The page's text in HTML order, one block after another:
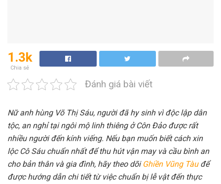
1.3k
Chia sẻ
Đánh giá bài viết
Nữ anh hùng Võ Thị Sáu, người đã hy sinh vì độc lập dân
tộc, an nghỉ tại ngôi mộ linh thiêng ở Côn Đảo được rất
nhiều người đến kính viếng. Nếu bạn muốn biết cách xin
lộc Cô Sáu chuẩn nhất để thu hút vận may và cầu bình an
cho bản thân và gia đình, hãy theo dõi Ghiền Vũng Tàuđể
được hướng dẫn chi tiết từ việc chuẩn bị lễ vật đến thực